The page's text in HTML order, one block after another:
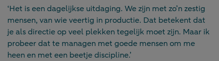
‘Het is een dagelijkse uitdaging. We zijn met zo’n zestig
mensen, van wie veertig in productie. Dat betekent dat
je als directie op veel plekken tegelijk moet zijn. Maar ik
probeer dat te managen met goede mensen om me
heen en met een beetje discipline.’